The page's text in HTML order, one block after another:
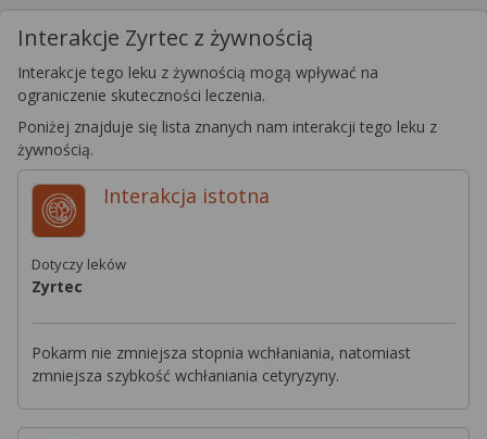
Interakcje Zyrtec z żywnością
Interakcje tego leku z żywnością mogą wpływać na
ograniczenie skuteczności leczenia.
Poniżej znajduje się lista znanych nam interakcji tego leku z
żywnością.
Interakcja istotna
Dotyczy leków
Zyrtec
Pokarm nie zmniejsza stopnia wchłaniania, natomiast
zmniejsza szybkość wchłaniania cetyryzyny.